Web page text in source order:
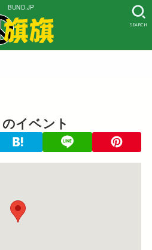
BUND.JP
SEARCH
のイベント